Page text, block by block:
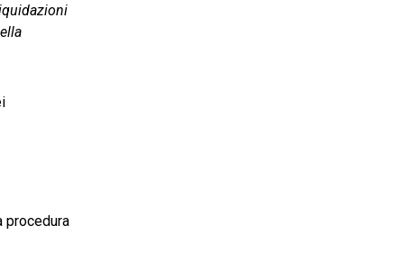
procedura